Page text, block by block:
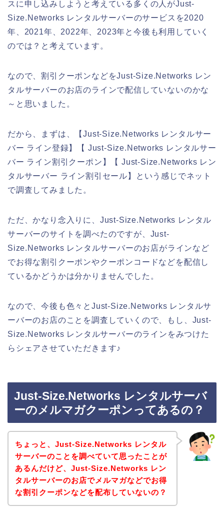
スに申し込みしようと考えている多くの人がJust-
Size.Networks レンタルサーバーのサービスを2020
年、2021年、2022年、2023年と今後も利用していく
のでは？と考えています。
なので、割引クーポンなどをJust-Size.Networks レン
タルサーバーのお店のラインで配信していないのかな
～と思いました。
だから、まずは、【Just-Size.Networks レンタルサー
バー ライン登録】【 Just-Size.Networks レンタルサー
バー ライン割引クーポン】【 Just-Size.Networks レン
タルサーバー ライン割引セール】という感じでネット
で調査してみました。
ただ、かなり念入りに、Just-Size.Networks レンタル
サーバーのサイトを調べたのですが、Just-
Size.Networks レンタルサーバーのお店がラインなど
でお得な割引クーポンやクーポンコードなどを配信し
ているかどうかは分かりませんでした。
なので、今後も色々とJust-Size.Networks レンタルサ
ーバーのお店のことを調査していくので、もし、Just-
Size.Networks レンタルサーバーのラインをみつけた
らシェアさせていただきます♪
Just-Size.Networks レンタルサーバ
ーのメルマガクーポンってあるの？
ちょっと、Just-Size.Networks レンタル
サーバーのことを調べていて思ったことが
あるんだけど、Just-Size.Networks レン
タルサーバーのお店でメルマガなどでお得
な割引クーポンなどを配布していないの？